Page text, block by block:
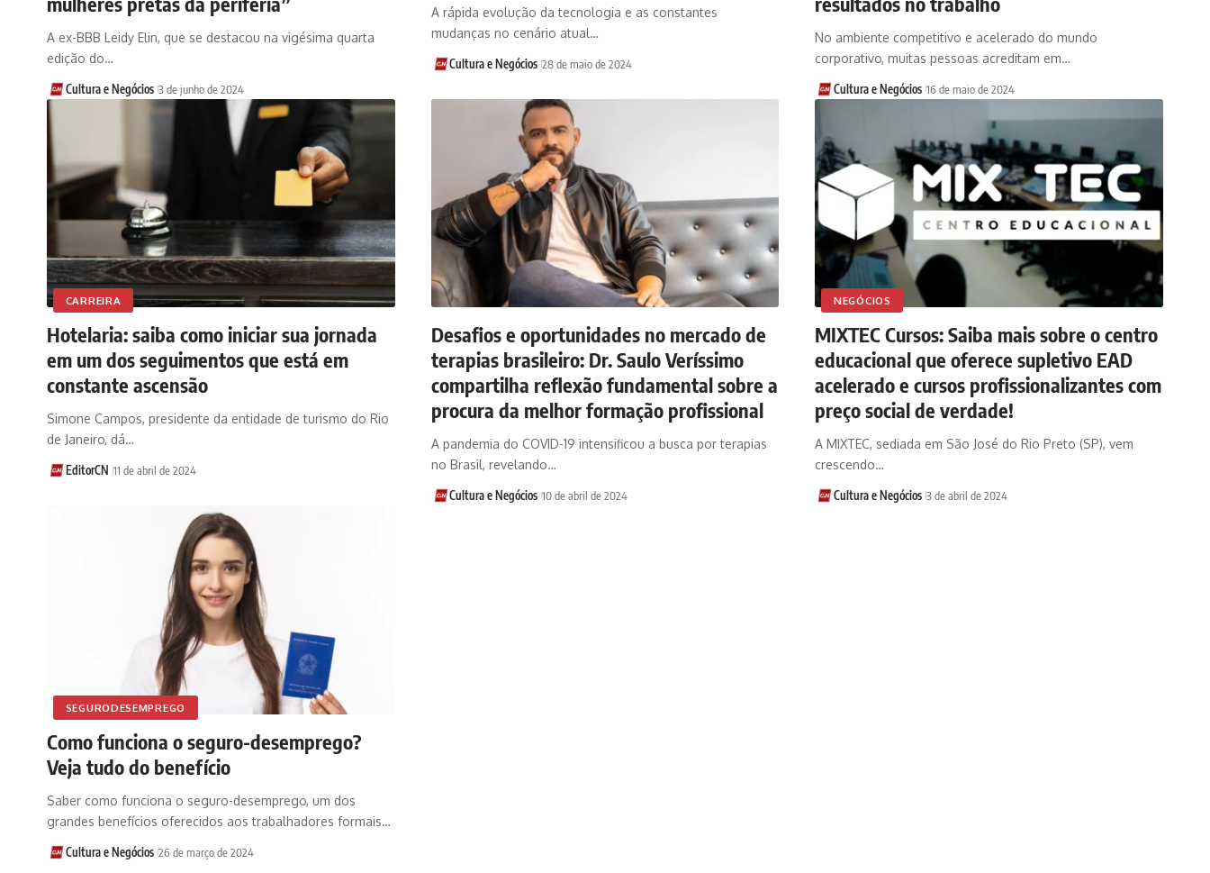
A ex-BBB Leidy Elin, que se destacou na vigésima quarta
edição do…
Cultura e Negócios 3 de junho de 2024
A rápida evolução da tecnologia e as constantes
mudanças no cenário atual…
Cultura e Negócios 28 de maio de 2024
No ambiente competitivo e acelerado do mundo
corporativo, muitas pessoas acreditam em…
Cultura e Negócios 16 de maio de 2024
CARREIRA
Hotelaria: saiba como iniciar sua jornada
em um dos seguimentos que está em
constante ascensão
Simone Campos, presidente da entidade de turismo do Rio
de Janeiro, dá…
EditorCN 11 de abril de 2024
Desafios e oportunidades no mercado de
terapias brasileiro: Dr. Saulo Veríssimo
compartilha reflexão fundamental sobre a
procura da melhor formação profissional
A pandemia do COVID-19 intensificou a busca por terapias
no Brasil, revelando…
Cultura e Negócios 10 de abril de 2024
NEGÓCIOS
MIXTEC Cursos: Saiba mais sobre o centro
educacional que oferece supletivo EAD
acelerado e cursos profissionalizantes com
preço social de verdade!
A MIXTEC, sediada em São José do Rio Preto (SP), vem
crescendo…
Cultura e Negócios 3 de abril de 2024
SEGURODESEMPREGO
Como funciona o seguro-desemprego?
Veja tudo do benefício
Saber como funciona o seguro-desemprego, um dos
grandes benefícios oferecidos aos trabalhadores formais…
Cultura e Negócios 26 de março de 2024